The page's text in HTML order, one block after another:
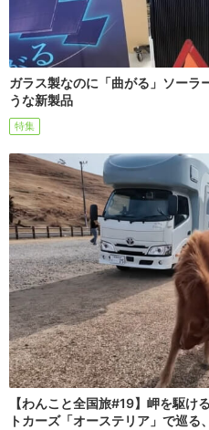
ガラス製なのに「曲がる」ソーラ
うな新製品
特集
【わんこと全国旅#19】岬を駆け
トカーズ「オーステリア」で巡